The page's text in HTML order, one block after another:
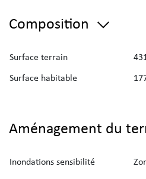
Composition
Surface terrain
Surface habitable
Aménagement du
Inondations sensibilité